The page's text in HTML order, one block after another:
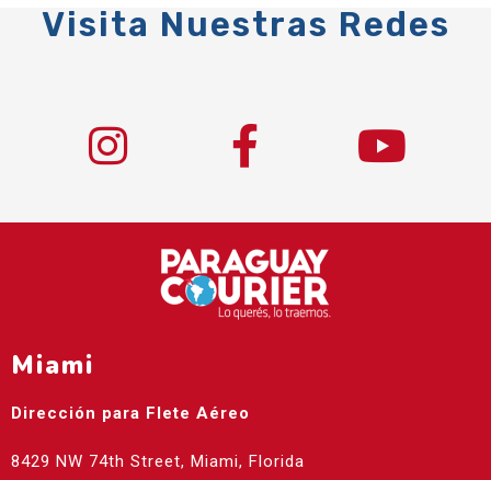
Visita Nuestras Redes
Miami
Dirección para Flete Aéreo
8429 NW 74th Street, Miami, Florida